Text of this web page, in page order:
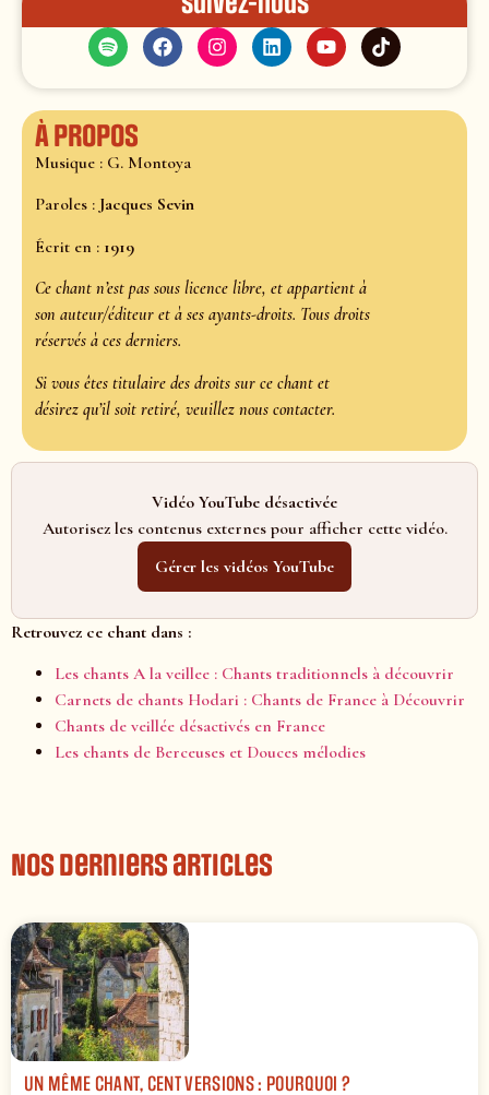
À propos
Musique : G. Montoya
Paroles : Jacques Sevin
Écrit en : 1919
Ce chant n’est pas sous licence libre, et appartient à
son auteur/éditeur et à ses ayants-droits. Tous droits
réservés à ces derniers.
Si vous êtes titulaire des droits sur ce chant et
désirez qu’il soit retiré, veuillez nous contacter.
Vidéo YouTube désactivée
Autorisez les contenus externes pour afficher cette vidéo.
Gérer les vidéos YouTube
Retrouvez ce chant dans :
Les chants A la veillee : Chants traditionnels à découvrir
Carnets de chants Hodari : Chants de France à Découvrir
Chants de veillée désactivés en France
Les chants de Berceuses et Douces mélodies
Nos derniers articles
UN MÊME CHANT, CENT VERSIONS : POURQUOI ?